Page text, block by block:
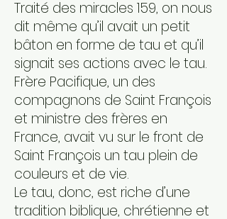
Traité des miracles 159, on nous
dit même qu’il avait un petit
bâton en forme de tau et qu’il
signait ses actions avec le tau.
Frère Pacifique, un des
compagnons de Saint François
et ministre des frères en
France, avait vu sur le front de
Saint François un tau plein de
couleurs et de vie.
Le tau, donc, est riche d’une
tradition biblique, chrétienne et